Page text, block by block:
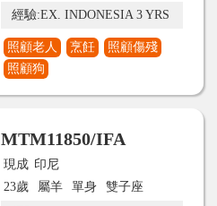
經驗:EX. INDONESIA 3 YRS
照顧老人 烹飪
照顧傷殘
照顧狗
MTM11850/IFA
現成 印尼
23歲
屬羊 單身
雙子座